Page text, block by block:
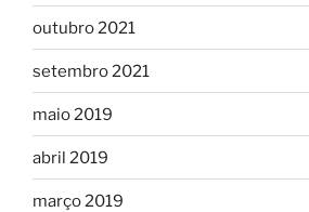
outubro 2021
setembro 2021
maio 2019
abril 2019
março 2019